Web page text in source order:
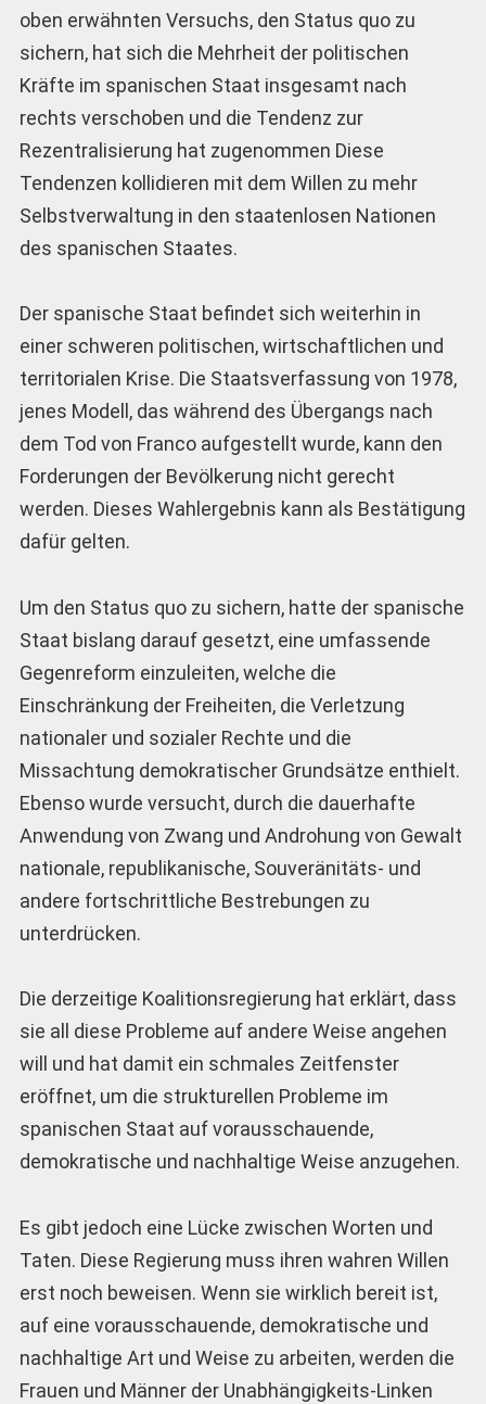
oben erwähnten Versuchs, den Status quo zu
sichern, hat sich die Mehrheit der politischen
Kräfte im spanischen Staat insgesamt nach
rechts verschoben und die Tendenz zur
Rezentralisierung hat zugenommen Diese
Tendenzen kollidieren mit dem Willen zu mehr
Selbstverwaltung in den staatenlosen Nationen
des spanischen Staates.
Der spanische Staat befindet sich weiterhin in
einer schweren politischen, wirtschaftlichen und
territorialen Krise. Die Staatsverfassung von 1978,
jenes Modell, das während des Übergangs nach
dem Tod von Franco aufgestellt wurde, kann den
Forderungen der Bevölkerung nicht gerecht
werden. Dieses Wahlergebnis kann als Bestätigung
dafür gelten.
Um den Status quo zu sichern, hatte der spanische
Staat bislang darauf gesetzt, eine umfassende
Gegenreform einzuleiten, welche die
Einschränkung der Freiheiten, die Verletzung
nationaler und sozialer Rechte und die
Missachtung demokratischer Grundsätze enthielt.
Ebenso wurde versucht, durch die dauerhafte
Anwendung von Zwang und Androhung von Gewalt
nationale, republikanische, Souveränitäts- und
andere fortschrittliche Bestrebungen zu
unterdrücken.
Die derzeitige Koalitionsregierung hat erklärt, dass
sie all diese Probleme auf andere Weise angehen
will und hat damit ein schmales Zeitfenster
eröffnet, um die strukturellen Probleme im
spanischen Staat auf vorausschauende,
demokratische und nachhaltige Weise anzugehen.
Es gibt jedoch eine Lücke zwischen Worten und
Taten. Diese Regierung muss ihren wahren Willen
erst noch beweisen. Wenn sie wirklich bereit ist,
auf eine vorausschauende, demokratische und
nachhaltige Art und Weise zu arbeiten, werden die
Frauen und Männer der Unabhängigkeits-Linken